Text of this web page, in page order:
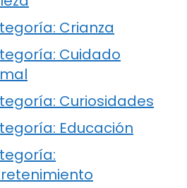
Crianza
Cuidado
Curiosidades
Educación